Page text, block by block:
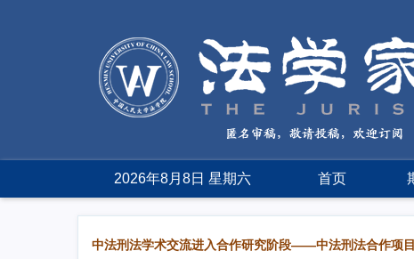
2026年8月8日 星期六 首页
中法刑法学术交流进入合作研究阶段——中法刑法合作项